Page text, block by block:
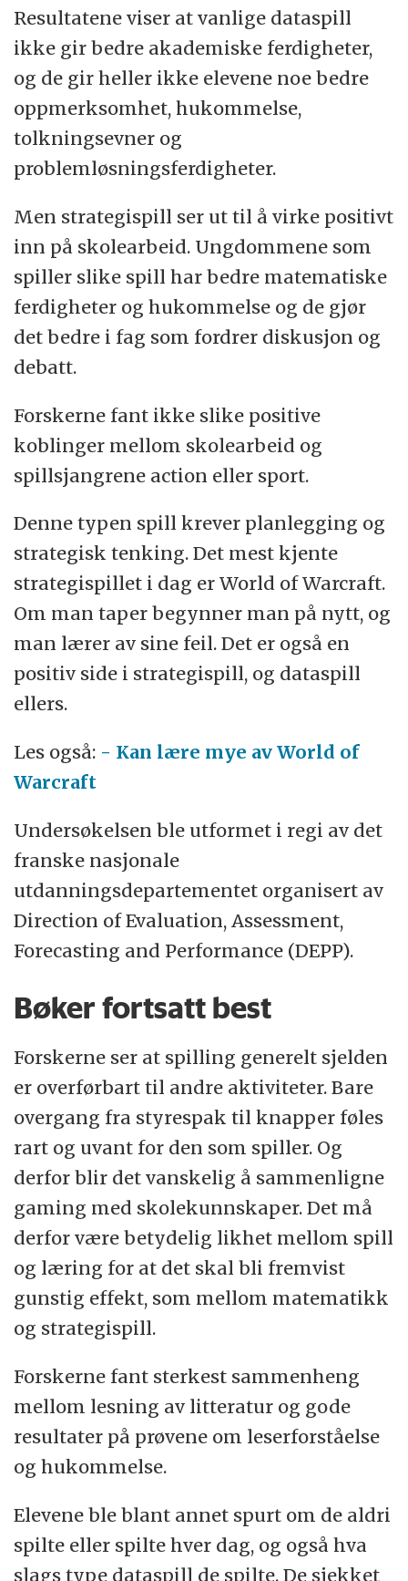
Resultatene viser at vanlige dataspill
ikke gir bedre akademiske ferdigheter,
og de gir heller ikke elevene noe bedre
oppmerksomhet, hukommelse,
tolkningsevner og
problemløsningsferdigheter.
Men strategispill ser ut til å virke positivt
inn på skolearbeid. Ungdommene som
spiller slike spill har bedre matematiske
ferdigheter og hukommelse og de gjør
det bedre i fag som fordrer diskusjon og
debatt.
Forskerne fant ikke slike positive
koblinger mellom skolearbeid og
spillsjangrene action eller sport.
Denne typen spill krever planlegging og
strategisk tenking. Det mest kjente
strategispillet i dag er World of Warcraft.
Om man taper begynner man på nytt, og
man lærer av sine feil. Det er også en
positiv side i strategispill, og dataspill
ellers.
Les også: - Kan lære mye av World of
Warcraft
Undersøkelsen ble utformet i regi av det
franske nasjonale
utdanningsdepartementet organisert av
Direction of Evaluation, Assessment,
Forecasting and Performance (DEPP).
Bøker fortsatt best
Forskerne ser at spilling generelt sjelden
er overførbart til andre aktiviteter. Bare
overgang fra styrespak til knapper føles
rart og uvant for den som spiller. Og
derfor blir det vanskelig å sammenligne
gaming med skolekunnskaper. Det må
derfor være betydelig likhet mellom spill
og læring for at det skal bli fremvist
gunstig effekt, som mellom matematikk
og strategispill.
Forskerne fant sterkest sammenheng
mellom lesning av litteratur og gode
resultater på prøvene om leserforståelse
og hukommelse.
Elevene ble blant annet spurt om de aldri
spilte eller spilte hver dag, og også hva
slags type dataspill de spilte. De sjekket